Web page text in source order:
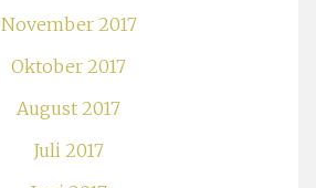
November 2017
Oktober 2017
August 2017
Juli 2017